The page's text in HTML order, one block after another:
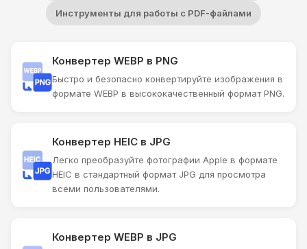
Инструменты для работы с PDF-файлами
Конвертер WEBP в PNG
Быстро и безопасно конвертируйте изображения в
формате WEBP в высококачественный формат PNG.
Конвертер HEIC в JPG
Легко преобразуйте фотографии Apple в формате
HEIC в стандартный формат JPG для просмотра
всеми пользователями.
Конвертер WEBP в JPG